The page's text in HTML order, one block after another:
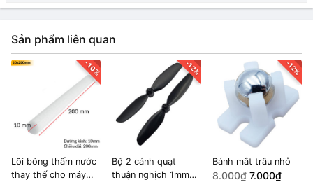
Sản phẩm liên quan
-10%
Lõi bông thấm nước
thay thế cho máy
-12%
Bộ 2 cánh quạt
thuận nghịch 1mm
-12%
Bánh mắt trâu nhỏ
8.000₫ 7.000₫